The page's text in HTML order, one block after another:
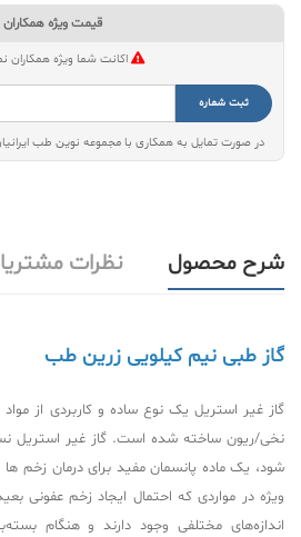
قیمت ویژه همکاران
اکانت شما ویژه همکاران
ثبت شماره
در صورت تمایل به همکاری با مجموعه نوین طب
شرح محصول نظرات
گاز طبی نیم کیلویی زرین طب
گاز غیر استریل یک نوع ساده و کاربردی از
نخی/ریون ساخته شده است. گاز غیر استریل
شود، یک ماده پانسمان مفید برای درمان زخم
ویژه در مواردی که احتمال ایجاد زخم عفونی
اندازه‌های مختلفی وجود دارند و هنگام